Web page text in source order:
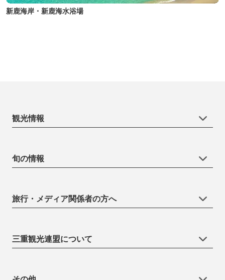
新鹿海岸・新鹿海水浴場
観光情報
旬の情報
旅行・メディア関係者の方へ
三重観光連盟について